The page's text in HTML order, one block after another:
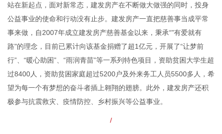
站在新起点，面对新常态，建发房产在不断做大做强的同时，投身
公益事业的使命和行动没有止步。建发房产一直把慈善事当成平常
事来做，自2007年成立建发房产慈善基金以来，秉承“"有爱就有
路"的理念，目前已累计向该基金捐赠了超1亿元，开展了“让梦前
行”、“暖心助困”、“雨润青苗”等一系列特色项目，资助贫困大学生超
过8400人，资助贫困家庭超过5200户及外来务工人员5500多人，希
望为每一个有梦想的奋斗者插上翱翔的翅膀。此外，建发房产还积
极参与抗震救灾、疫情防控、乡村振兴等公益事业。
/